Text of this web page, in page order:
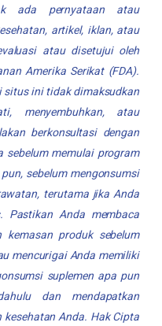
ada pernyataan atau
artikel, iklan, atau
atau disetujui oleh
Amerika Serikat (FDA).
situs ini tidak dimaksudkan
menyembuhkan, atau
berkonsultasi dengan
sebelum memulai program
sebelum mengonsumsi
terutama jika Anda
Pastikan Anda membaca
produk sebelum
mencurigai Anda memiliki
suplemen apa pun
dan mendapatkan
Anda. Hak Cipta